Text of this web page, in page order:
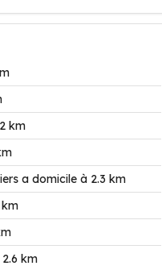
km
a domicile à 2.3 km
km